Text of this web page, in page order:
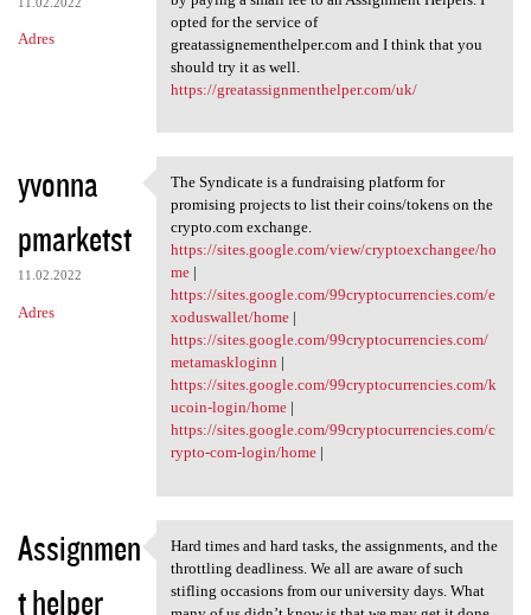
Adres
opted for the service of
greatassignementhelper.com and I think that you
should try it as well.
https://greatassignmenthelper.com/uk/
yvonna
pmarketst
11.02.2022
Adres
The Syndicate is a
The Syndicate is a fundraising platform for
promising projects to list their coins/tokens on the
crypto.com exchange.
https://sites.google.com/view/cryptoexchangee/ho
me|
https://sites.google.com/99cryptocurrencies.com/e
xoduswallet/home|
https://sites.google.com/99cryptocurrencies.com/
metamaskloginn |
https://sites.google.com/99cryptocurrencies.com/k
ucoin-login/home|
https://sites.google.com/99cryptocurrencies.com/c
rypto-com-login/home|
Assignmen
t helper
Hard times and hard tasks,
Hard times and hard tasks, the assignments, and the
throttling deadliness. We all are aware of such
stifling occasions from our university days. What